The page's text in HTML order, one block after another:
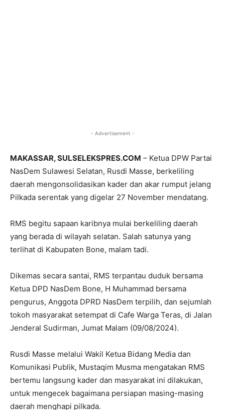
- Advertisement -
MAKASSAR, SULSELEKSPRES.COM – Ketua DPW Partai
NasDem Sulawesi Selatan, Rusdi Masse, berkeliling
daerah mengonsolidasikan kader dan akar rumput jelang
Pilkada serentak yang digelar 27 November mendatang.
RMS begitu sapaan karibnya mulai berkeliling daerah
yang berada di wilayah selatan. Salah satunya yang
terlihat di Kabupaten Bone, malam tadi.
Dikemas secara santai, RMS terpantau duduk bersama
Ketua DPD NasDem Bone, H Muhammad bersama
pengurus, Anggota DPRD NasDem terpilih, dan sejumlah
tokoh masyarakat setempat di Cafe Warga Teras, di Jalan
Jenderal Sudirman, Jumat Malam (09/08/2024).
Rusdi Masse melalui Wakil Ketua Bidang Media dan
Komunikasi Publik, Mustaqim Musma mengatakan RMS
bertemu langsung kader dan masyarakat ini dilakukan,
untuk mengecek bagaimana persiapan masing-masing
daerah menghapi pilkada.